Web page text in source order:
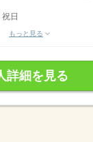
日
もっと見る
詳細を見る